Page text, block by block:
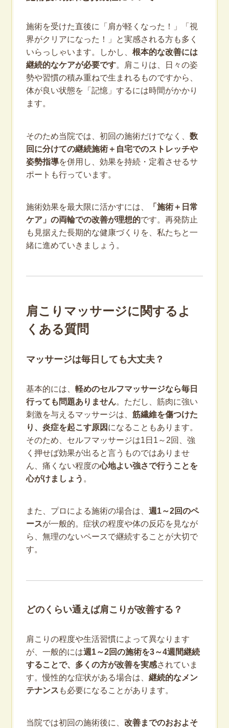
施術を受けた直後に「肩が軽くなった！」「視
界がクリアになった！」と実感される方も多く
いらっしゃいます。しかし、 根本的な改善には
継続的なケアが必要です。肩こりは、日々の姿
勢や習慣の積み重ねで生まれるものですから、
体が良い状態を「記憶」するには時間がかかり
ます。
そのため当院では、初回の施術だけでなく、 数
回に分けての継続施術＋自宅でのストレッチや
姿勢指導を併用し、効果を持続・定着させるサ
ポートも行っています。
施術効果を最大限に活かすには、
「施術＋日常
ケア」の両輪での改善が理想的です。再発防止
も見据えた長期的な健康づくりを、私たちと一
緒に進めていきましょう。
肩こりマッサージに関するよ
くある質問
マッサージは毎日しても大丈夫？
基本的には、 軽めのセルフマッサージなら毎日
行っても問題ありません。ただし、筋肉に強い
刺激を与えるマッサージは、 筋繊維を傷つけた
り、炎症を起こす原因 になることもあります。
そのため、セルフマッサージは1日1～2回、強
く押せば効果が出ると言うものではありませ
ん、痛くない程度の心地よい強さで行うことを
心がけましょう 。
また、プロによる施術の場合は、 週1～2回のペ
ースが一般的。症状の程度や体の反応を見なが
ら、無理のないペースで継続することが大切で
す。
どのくらい通えば肩こりが改善する？
肩こりの程度や生活習慣によって異なります
が、一般的には週1～2回の施術を3～4週間継続
することで、多くの方が改善を実感されていま
す。慢性的な症状がある場合は、 継続的なメン
テナンス も必要になることがあります。
当院では初回の施術後に、 改善までのおおよそ